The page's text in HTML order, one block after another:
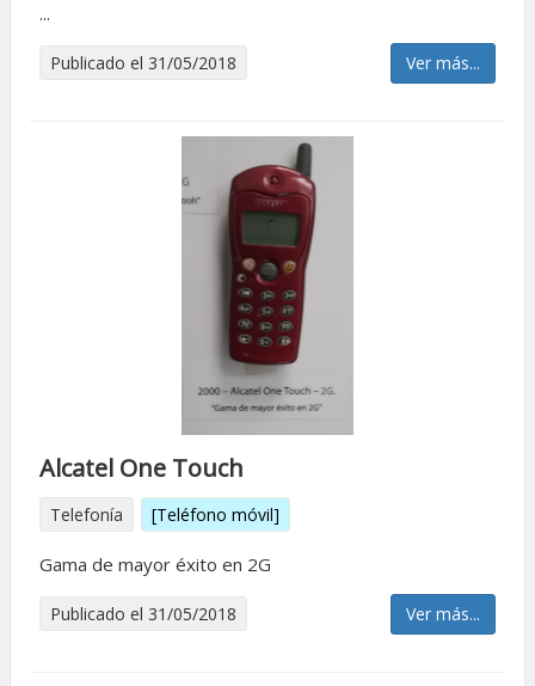
...
Publicado el 31/05/2018 Ver más...
Alcatel One Touch
Telefonía [Teléfono móvil]
Gama de mayor éxito en 2G
Publicado el 31/05/2018 Ver más...